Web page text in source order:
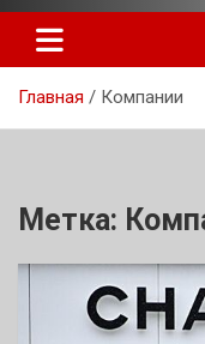
Главная Компании
Метка: